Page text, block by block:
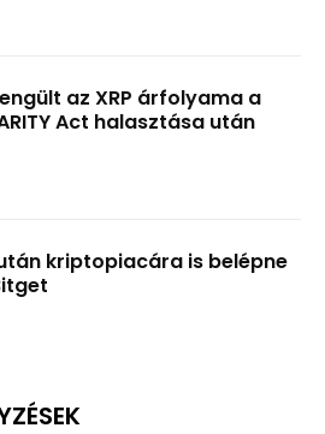
az XRP árfolyama a
Act halasztása után
kriptopiacára is belépne